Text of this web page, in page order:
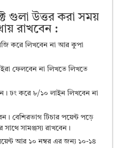
গুলা উত্তর করা সময়
রাখবেন :
করে লিখবেন না আর কুপা
ফেলবেন না লিখতে লিখতে
ঢং করে ৮/১০ লাইন লিখবেন না
বেশিরভাগ টিচার পয়েন্ট পড়ে
সাথে সামঞ্জস্য রাখবেন।
আর ১০ নম্বর এর জন্য ১০-১৪